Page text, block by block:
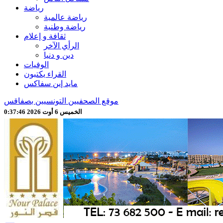
رياضة
رياضة عالمية
رياضة وطنية
ثقافة و إعلام
الرأي الآخر
دين و دنيا
الوفيات
القراء يكتبون
مايد إين سفاكس
موقع الصحفيين التونسيين بصفاقس
الخميس 6 أوت 2026 0:37:48